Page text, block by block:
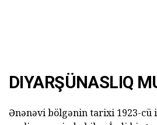
DIYARŞÜNASLIQ
Ənənəvi bölgənin tarixi 1923-cü